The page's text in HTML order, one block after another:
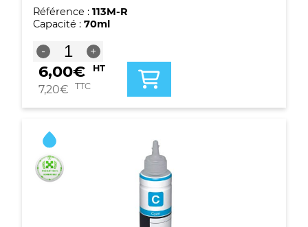
Référence : 113M-R
Capacité : 70ml
-
quantité
de
Bouteille
d'encre
Epson
-
C13T06B340
-
Magenta
+
6,00€ HT
7,20€ TTC